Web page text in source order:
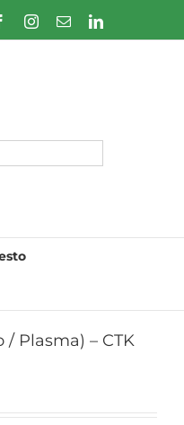
FacebookInstagram
CorreoLinkedIn
Plasma) – CTK